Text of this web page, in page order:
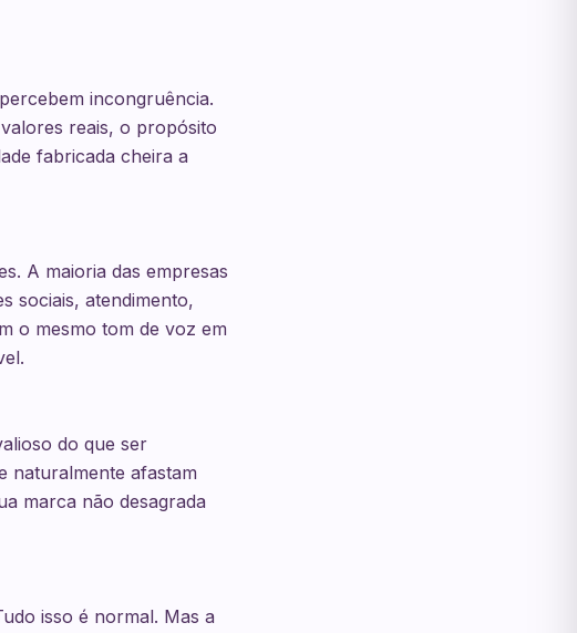
incongruência.
reais, o propósito
fabricada cheira a
A maioria das empresas
sociais, atendimento,
o mesmo tom de voz em
do que ser
naturalmente afastam
marca não desagrada
isso é normal. Mas a